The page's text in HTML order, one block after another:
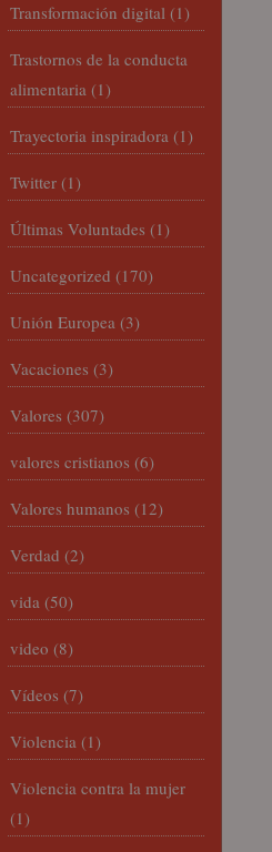
Transformación digital (1)
Trastornos de la conducta
alimentaria (1)
Trayectoria inspiradora (1)
Twitter (1)
Últimas Voluntades (1)
Uncategorized (170)
Unión Europea (3)
Vacaciones (3)
Valores (307)
valores cristianos (6)
Valores humanos (12)
Verdad (2)
vida (50)
video (8)
Vídeos (7)
Violencia (1)
Violencia contra la mujer
(1)